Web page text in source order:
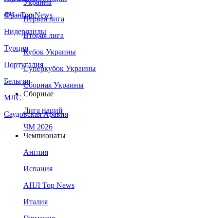
Франция
Нидерланды
Турция
Португалия
Бельгия
МЛС
Саудовская Аравия
ЛЧ - Top News
Украина
Первая лига
Вторая лига
Кубок Украины
Суперкубок Украины
Сборная Украины
Сборные
Лига наций
ЧМ 2026
Чемпионаты
Англия
Испания
АПЛ Top News
Италия